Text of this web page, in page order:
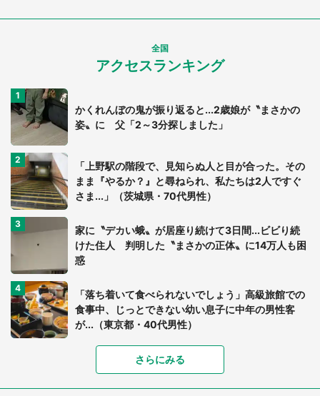
全国
アクセスランキング
かくれんぼの鬼が振り返ると...2歳娘が〝まさかの
姿〟に 父「2～3分探しました」
「上野駅の階段で、見知らぬ人と目が合った。その
まま『やるか？』と尋ねられ、私たちは2人ですぐ
さま...」（茨城県・70代男性）
家に〝デカい蛾〟が居座り続けて3日間...ビビり続
けた住人 判明した〝まさかの正体〟に14万人も困
惑
「落ち着いて食べられないでしょう」高級旅館での
食事中、じっとできない幼い息子に中年の男性客
が...（東京都・40代男性）
「富豪すぎ」1歳息子の〝店頭駄々こね〟の内容に1.
7万人驚がく 「お菓子売り場ならまだしも...」「ハ
ードル高い」
さらにみる